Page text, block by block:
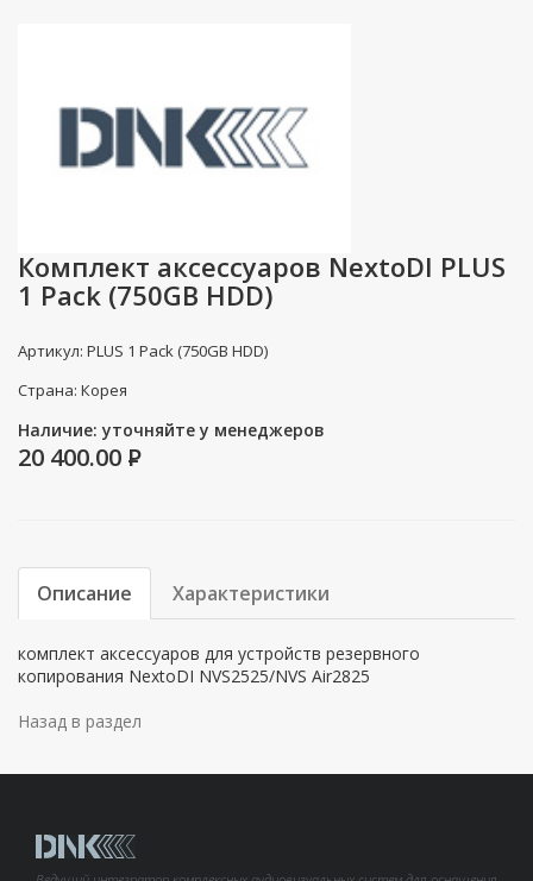
Комплект аксессуаров NextoDI PLUS
1 Pack (750GB HDD)
Артикул: PLUS 1 Pack (750GB HDD)
Страна: Корея
Наличие: уточняйте у менеджеров
20 400.00 P
Описание Характеристики
комплект аксессуаров для устройств резервного
копирования NextoDI NVS2525/NVS Air2825
Назад в раздел